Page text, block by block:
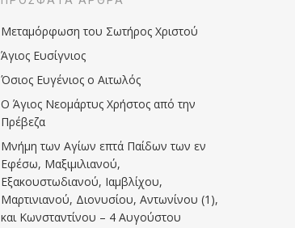
Μεταμόρφωση του Σωτήρος Χριστού
Άγιος Ευσίγνιος
Όσιος Ευγένιος ο Αιτωλός
Ο Άγιος Νεομάρτυς Χρήστος από την
Πρέβεζα
Μνήμη των Aγίων επτά Παίδων των εν
Eφέσω, Mαξιμιλιανού,
Eξακουστωδιανού, Iαμβλίχου,
Mαρτινιανού, Διονυσίου, Aντωνίνου (1),
και Kωνσταντίνου – 4 Αυγούστου